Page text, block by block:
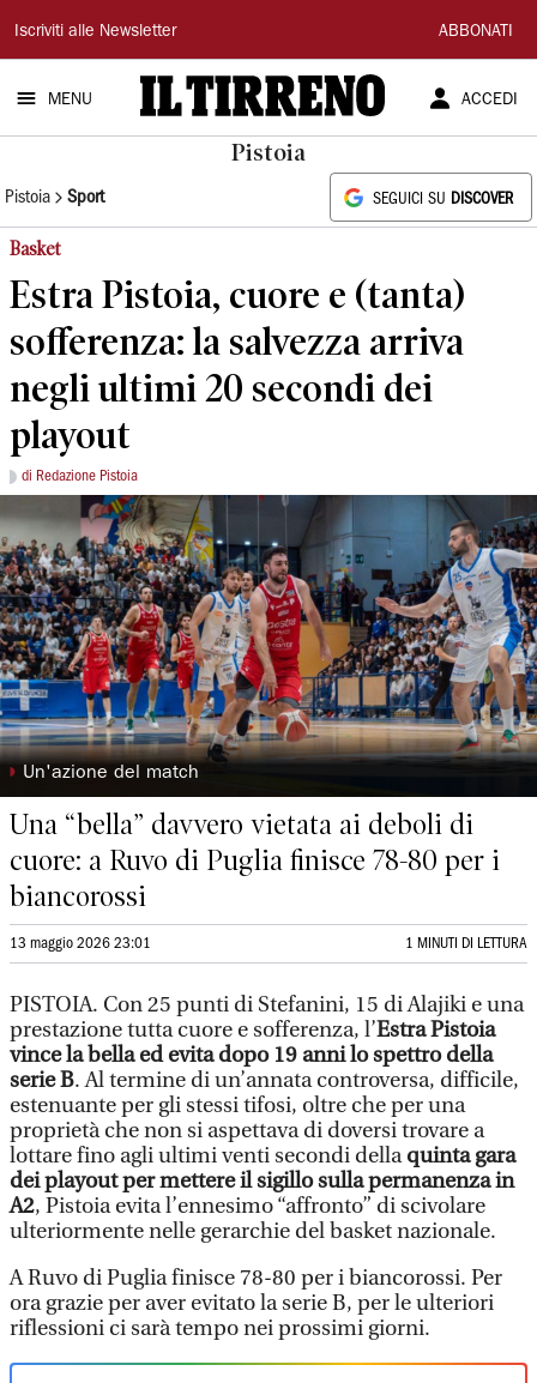
Il
Tirreno
Iscriviti alle Newsletter ABBONATI
MENU ACCEDI
Pistoia
Pistoia Sport SEGUICI SU DISCOVER
Basket
Estra Pistoia, cuore e (tanta)
sofferenza: la salvezza arriva
negli ultimi 20 secondi dei
playout
di Redazione Pistoia
◗ Un'azione del match
Una “bella” davvero vietata ai deboli di
cuore: a Ruvo di Puglia finisce 78-80 per i
biancorossi
13 maggio 2026 23:01 1 MINUTI DI LETTURA
PISTOIA. Con 25 punti di Stefanini, 15 di Alajiki e una
prestazione tutta cuore e sofferenza, l’Estra Pistoia
vince la bella ed evita dopo 19 anni lo spettro della
serie B. Al termine di un’annata controversa, difficile,
estenuante per gli stessi tifosi, oltre che per una
proprietà che non si aspettava di doversi trovare a
lottare fino agli ultimi venti secondi dellaquinta gara
dei playout per mettere il sigillo sulla permanenza in
A2, Pistoia evita l’ennesimo “affronto” di scivolare
ulteriormente nelle gerarchie del basket nazionale.
A Ruvo di Puglia finisce 78-80 per i biancorossi. Per
ora grazie per aver evitato la serie B, per le ulteriori
riflessioni ci sarà tempo nei prossimi giorni.